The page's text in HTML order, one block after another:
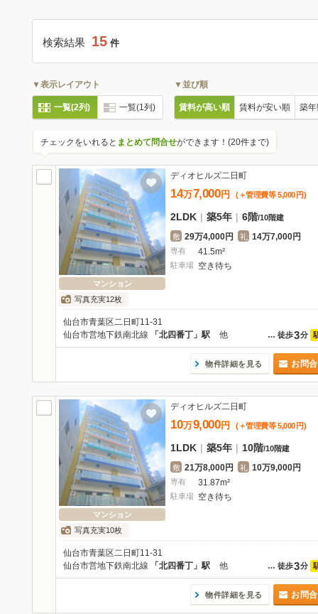
検索結果 15 件
▼表示レイアウト
一覧(2列) 一覧(1列)
▼並び順
賃料が高い順 賃料が安い順 築
チェックをいれると まとめて問合せができます！(20件まで)
マンション
写真充実12枚
ディオヒルズ二日町
14万7,000 円 (＋管理費等 5,000 円)
2LDK | 築5年 | 6階/10階建
敷 29万4,000円 礼 14万7,000円
専有 41.5m²
駐車場 空き待ち
仙台市青葉区二日町11-31
… 徒歩3分
仙台市営地下鉄南北線 「北四番丁」駅 他
物件詳細を見る お問
マンション
写真充実10枚
ディオヒルズ二日町
10万9,000 円 (＋管理費等 5,000 円)
1LDK | 築5年 | 10階/10階建
敷 21万8,000円 礼 10万9,000円
専有 31.87m²
駐車場 空き待ち
仙台市青葉区二日町11-31
… 徒歩3分
仙台市営地下鉄南北線 「北四番丁」駅 他
物件詳細を見る お問